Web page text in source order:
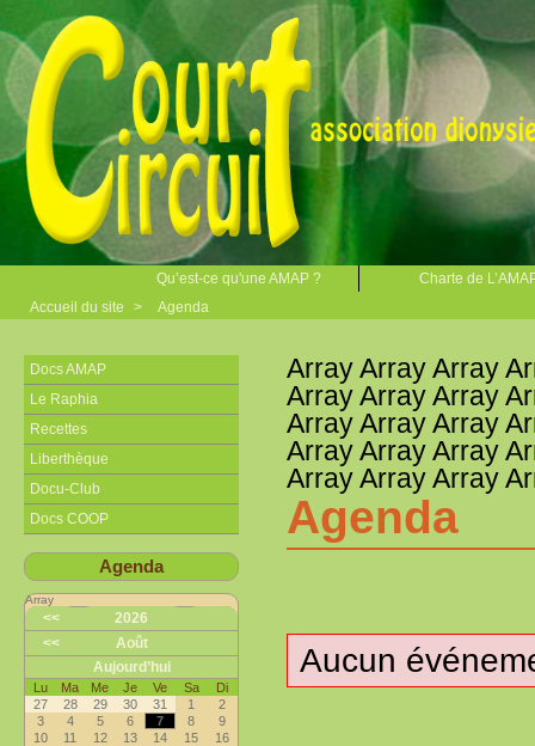
Qu’est-ce qu'une AMAP ?
Charte de
Accueil du site
> Agenda
Array Array Array
Array Array Array
Array Array Array
Array Array Array
Array Array Array
Agenda
Aucun
Docs AMAP
Le Raphia
Recettes
Liberthèque
Docu-Club
Docs COOP
Agenda
Array
<<
2026
<<
Août
Aujourd’hui
Lu Ma Me Je Ve Sa
Di
27
28 29 30 31 1
2
3
4 5 6 7 8
9
10
11 12 13 14 15
16